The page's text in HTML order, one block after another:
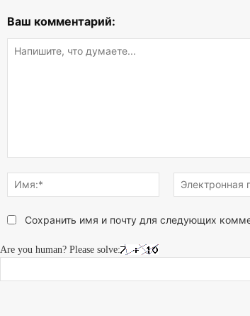
Ваш комментарий:
что
думаете...
Имя:*
Сохранить имя и почту для следующих
Are you human? Please solve: